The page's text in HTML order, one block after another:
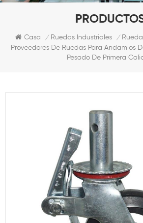
Casa / Ruedas Industriales /
Proveedores De Ruedas Para Andamios
Pesado De Primera